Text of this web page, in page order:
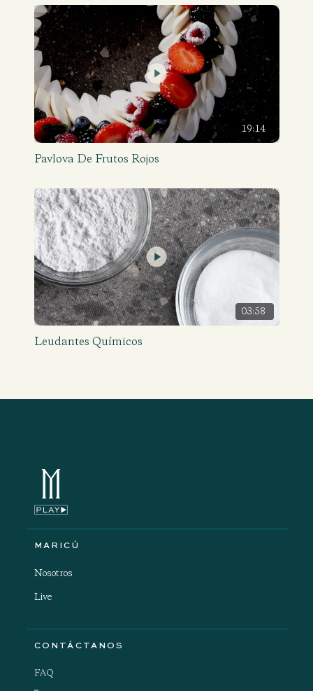
19:14
Pavlova De Frutos Rojos
03:58
Leudantes Químicos
MARICÚ
Nosotros
Live
CONTÁCTANOS
FAQ